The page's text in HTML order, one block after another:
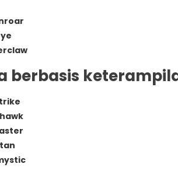
berbasis